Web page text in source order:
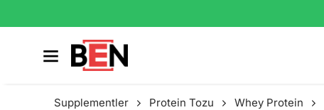
Supplementler Protein Tozu Whey Protein